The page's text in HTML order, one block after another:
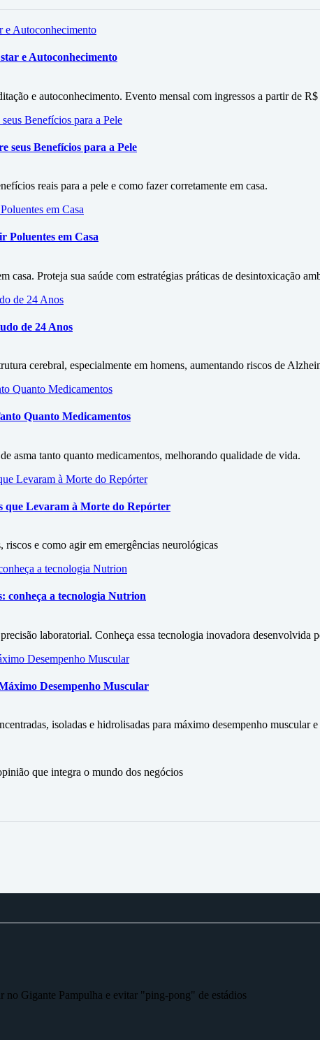
e Autoconhecimento
e autoconhecimento. Evento mensal com ingressos a partir de
seus Benefícios para a Pele
reais para a pele e como fazer corretamente em casa.
Poluentes em Casa
casa. Proteja sua saúde com estratégias práticas de desintoxicação
de 24 Anos
cerebral, especialmente em homens, aumentando riscos de
Quanto Medicamentos
asma tanto quanto medicamentos, melhorando qualidade de vida.
que Levaram à Morte do Repórter
e como agir em emergências neurológicas
conheça a tecnologia Nutrion
laboratorial. Conheça essa tecnologia inovadora desenvolvida
Desempenho Muscular
isoladas e hidrolisadas para máximo desempenho muscular
que integra o mundo dos negócios
Gigante Pampulha e evitar "ping-pong" de estádios